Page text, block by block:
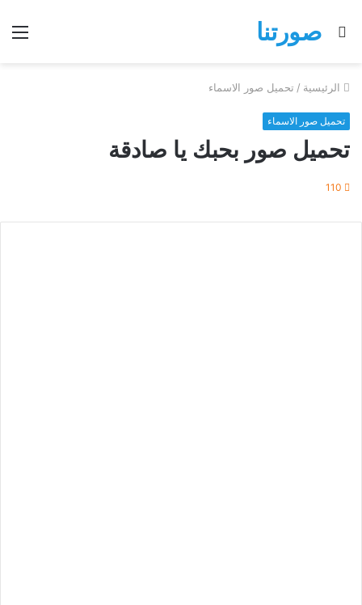
صورتنا
بحث
الرئيسية / تحميل صور الاسماء
تحميل صور الاسماء
تحميل صور بحبك يا صادقة
110